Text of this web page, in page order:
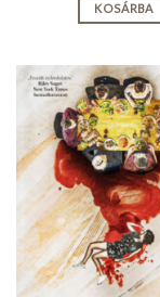
KOSÁRBA